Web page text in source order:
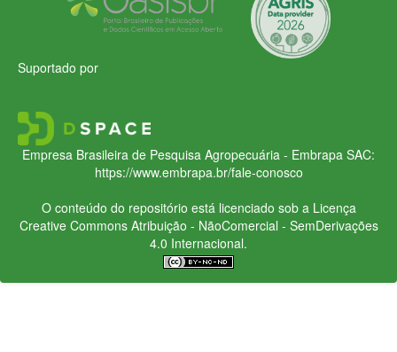
Suportado por
Empresa Brasileira de Pesquisa Agropecuária - Embrapa SAC:
https://www.embrapa.br/fale-conosco
O conteúdo do repositório está licenciado sob a Licença
Creative CommonsAtribuição - NãoComercial - SemDerivações
4.0 Internacional.